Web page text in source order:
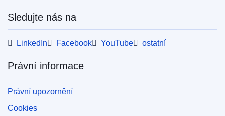
Sledujte nás na
LinkedIn Facebook YouTube ostatní
Právní informace
Právní upozornění
Cookies